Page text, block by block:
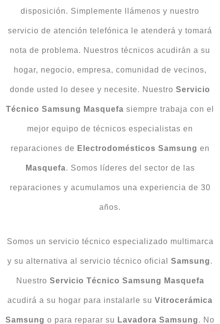
disposición. Simplemente llámenos y nuestro
servicio de atención telefónica le atenderá y tomará
nota de problema. Nuestros técnicos acudirán a su
hogar, negocio, empresa, comunidad de vecinos,
donde usted lo desee y necesite. Nuestro Servicio
Técnico Samsung Masquefa siempre trabaja con el
mejor equipo de técnicos especialistas en
reparaciones de Electrodomésticos Samsung en
Masquefa. Somos líderes del sector de las
reparaciones y acumulamos una experiencia de 30
años.
Somos un servicio técnico especializado multimarca
y su alternativa al servicio técnico oficial Samsung.
Nuestro Servicio Técnico Samsung Masquefa
acudirá a su hogar para instalarle su Vitrocerámica
Samsung o para reparar su Lavadora Samsung. No